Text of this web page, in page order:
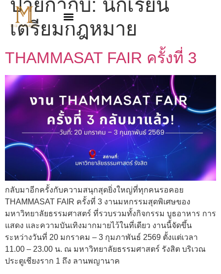
ป้ายกำกับ: นักเรียน
เตรียมกฎหมาย
THAMMASAT FAIR ครั้งที่ 3
กลับมาอีกครั้งกับความสนุกสุดยิ่งใหญ่ที่ทุกคนรอคอย
THAMMASAT FAIR ครั้งที่ 3 งานมหกรรมสุดพิเศษของ
มหาวิทยาลัยธรรมศาสตร์ ที่รวบรวมทั้งกิจกรรม บูธอาหาร การ
แสดง และความบันเทิงมากมายไว้ในที่เดียว งานนี้จัดขึ้น
ระหว่างวันที่ 20 มกราคม – 3 กุมภาพันธ์ 2569 ตั้งแต่เวลา
11.00 – 23.00 น. ณ มหาวิทยาลัยธรรมศาสตร์ รังสิต บริเวณ
ประตูเชียงราก 1 ถึง ลานพญานาค